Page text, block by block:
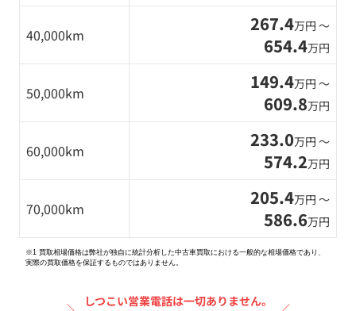
40,000km 267.4万円 〜
654.4万円
50,000km 149.4万円 〜
609.8万円
60,000km 233.0万円 〜
574.2万円
70,000km 205.4万円 〜
586.6万円
※1 買取相場価格は弊社が独自に統計分析した中古車買取における一般的な相場価格であり、
実際の買取価格を保証するものではありません。
しつこい営業電話は一切ありません。